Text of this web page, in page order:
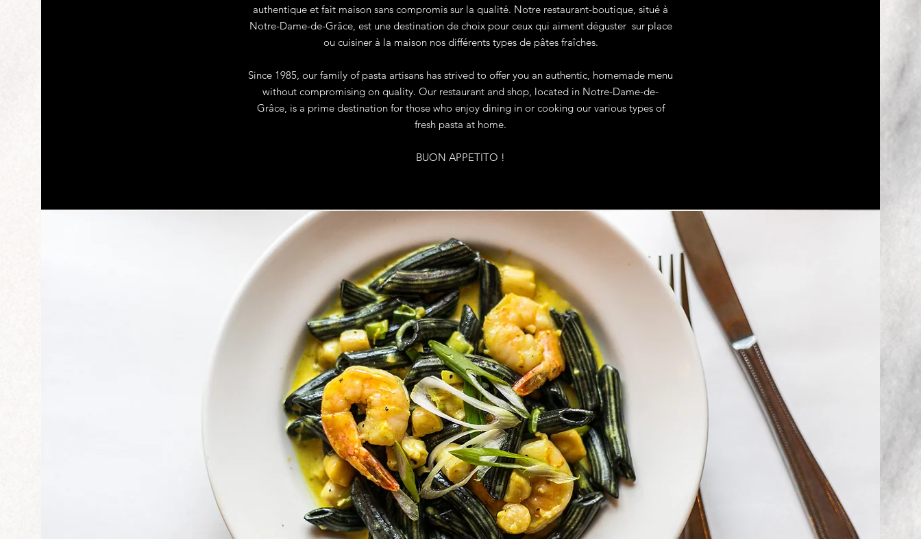
authentique et fait maison sans compromis sur la qualité. Notre restaurant-boutique, situé à
Notre-Dame-de-Grâce, est une destination de choix pour ceux qui aiment déguster sur place
ou cuisiner à la maison nos différents types de pâtes fraîches.
Since 1985, our family of pasta artisans has strived to offer you an authentic, homemade menu
without compromising on quality. Our restaurant and shop, located in Notre-Dame-de-
Grâce, is a prime destination for those who enjoy dining in or cooking our various types of
fresh pasta at home.
BUON APPETITO !